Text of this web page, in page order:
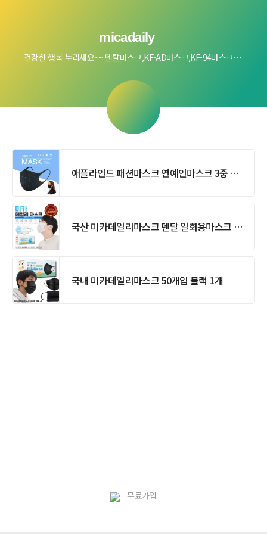
micadaily
건강한 행복 누리세요~~ 덴탈마스크,KF-AD마스크,KF-94마스크,패션마스크
애플라인드 패션마스크 연예인마스크 3중 패널구조 3D 입체 항균 빨아쓰는 마스크 재사용가능 패션기능 MASK
국산 미카데일리마스크 덴탈 일회용마스크 블루,화이트 50매
국내 미카데일리마스크 50개입 블랙 1개
무료가입